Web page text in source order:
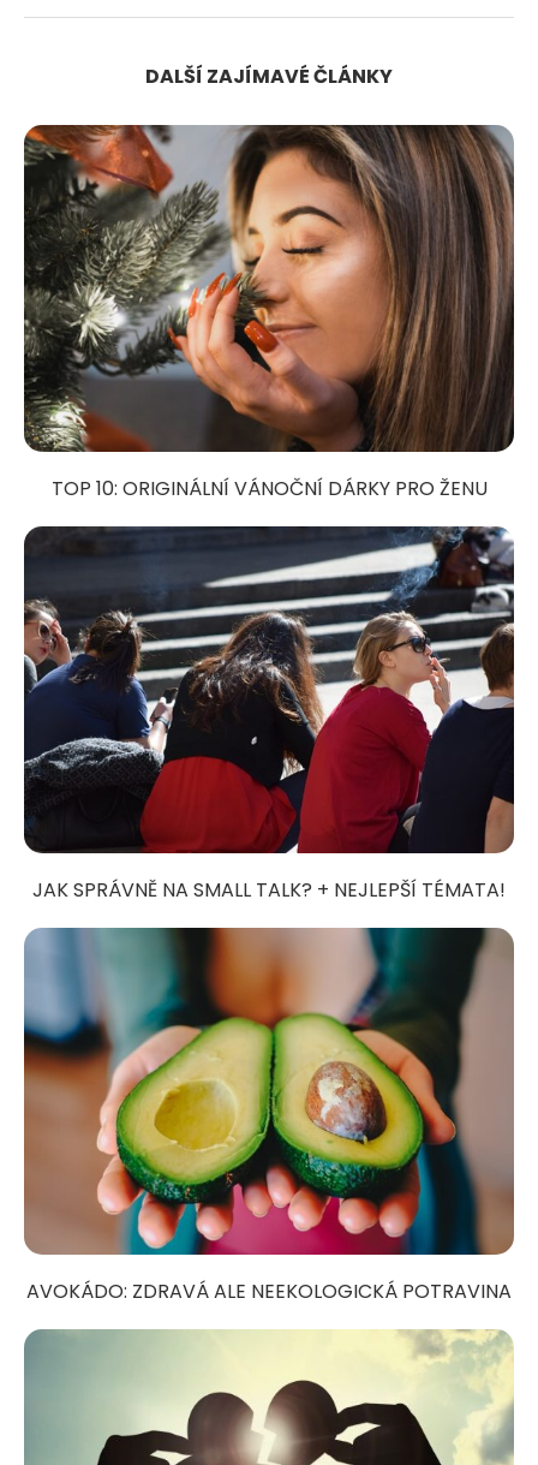
DALŠÍ ZAJÍMAVÉ ČLÁNKY
TOP 10: ORIGINÁLNÍ VÁNOČNÍ DÁRKY PRO ŽENU
JAK SPRÁVNĚ NA SMALL TALK? + NEJLEPŠÍ TÉMATA!
AVOKÁDO: ZDRAVÁ ALE NEEKOLOGICKÁ POTRAVINA